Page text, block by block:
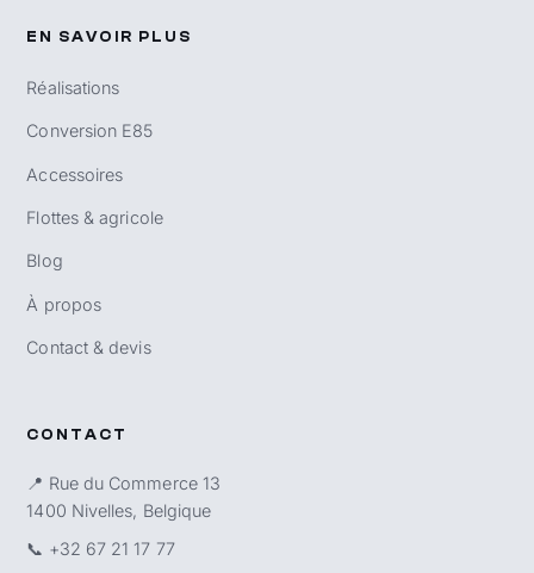
EN SAVOIR PLUS
Réalisations
Conversion E85
Accessoires
Flottes & agricole
Blog
À propos
Contact & devis
CONTACT
📍 Rue du Commerce 13
1400 Nivelles, Belgique
📞 +32 67 21 17 77